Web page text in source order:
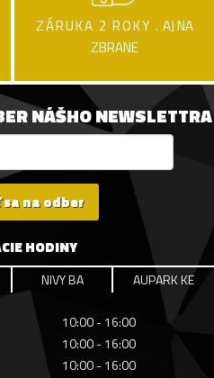
ZÁRUKA 2 ROKY . AJ NA
ZBRANE
NÁŠHO NEWSLETTRA
na odber
HODINY
NIVY BA AUPARK KE
10:00 - 16:00
10:00 - 16:00
10:00 - 16:00